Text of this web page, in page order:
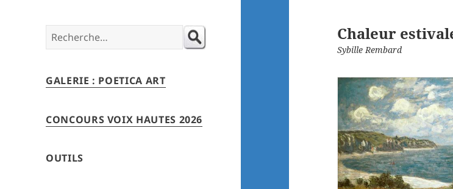
Search
for:
GALERIE : POETICA ART
CONCOURS VOIX HAUTES 2026
OUTILS
Chaleur
Sybille Rembard